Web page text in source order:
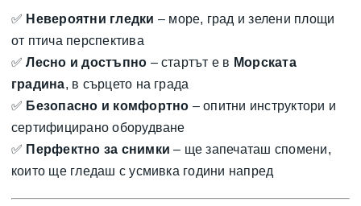
✅ Невероятни гледки – море, град и зелени площи
от птича перспектива
✅Лесно и достъпно – стартът е в Морската
градина, в сърцето на града
✅ Безопасно и комфортно – опитни инструктори и
сертифицирано оборудване
✅ Перфектно за снимки – ще запечаташ спомени,
които ще гледаш с усмивка години напред